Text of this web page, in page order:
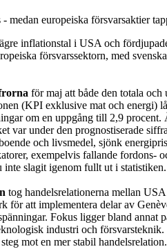
medan europeiska försvarsaktier
inflationstal i USA och
försvarssektorn, med
för maj att både den totala
(KPI exklusive mat och energi)
om en uppgång till 2,9
var under den prognostiserade
och livsmedel, sjönk
exempelvis fallande fordons-
inte slagit igenom fullt ut i statistiken.
tog handelsrelationerna mellan
för att implementera delar av
Fokus ligger bland annat
industri och
mot en mer stabil handelsrelation.